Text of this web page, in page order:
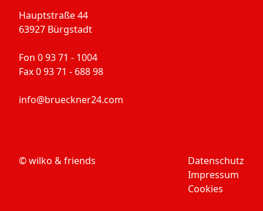
Hauptstraße 44
63927 Bürgstadt
Fon 0 93 71 - 1004
Fax 0 93 71 - 688 98
info@brueckner24.com
© wilko & friends
Datenschutz
Impressum
Cookies